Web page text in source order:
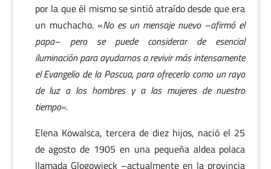
por la que él mismo se sintió atraído desde que era
un muchacho. «No es un mensaje nuevo –afirmó el
papa– pero se puede considerar de esencial
iluminación para ayudarnos a revivir más intensamente
el Evangelio de la Pascua, para ofrecerlo como un rayo
de luz a los hombres y a las mujeres de nuestro
tiempo».
Elena Kowalsca, tercera de diez hijos, nació el 25
de agosto de 1905 en una pequeña aldea polaca
llamada Glogowieck –actualmente en la provincia